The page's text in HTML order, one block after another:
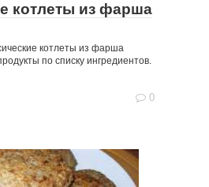
котлеты из фарша
котлеты из фарша
по списку ингредиентов.
0